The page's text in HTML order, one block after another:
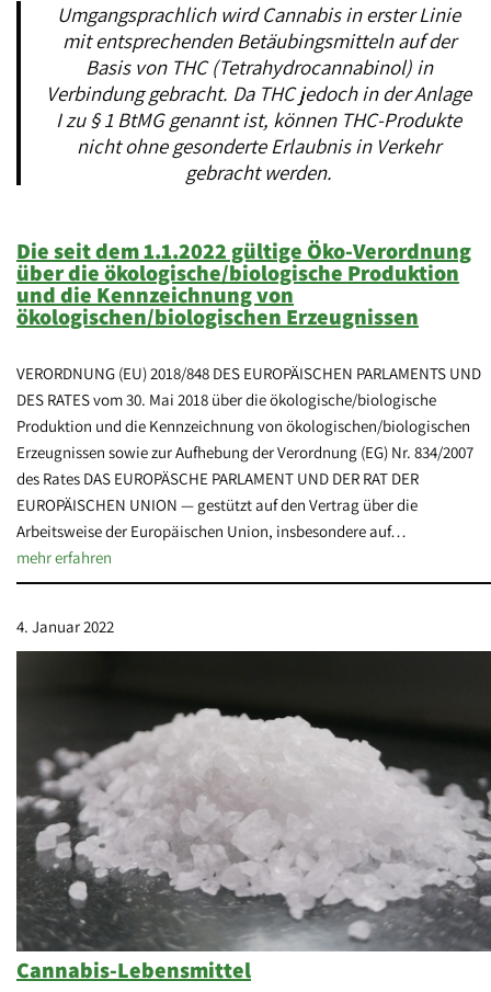
Umgangsprachlich wird Cannabis in erster Linie
mit entsprechenden Betäubingsmitteln auf der
Basis von THC (Tetrahydrocannabinol) in
Verbindung gebracht. Da THC jedoch in der Anlage
I zu § 1 BtMG genannt ist, können THC-Produkte
nicht ohne gesonderte Erlaubnis in Verkehr
gebracht werden.
Die seit dem 1.1.2022 gültige Öko-Verordnung
über die ökologische/biologische Produktion
und die Kennzeichnung von
ökologischen/biologischen Erzeugnissen
VERORDNUNG (EU) 2018/848 DES EUROPÄISCHEN PARLAMENTS UND
DES RATES vom 30. Mai 2018 über die ökologische/biologische
Produktion und die Kennzeichnung von ökologischen/biologischen
Erzeugnissen sowie zur Aufhebung der Verordnung (EG) Nr. 834/2007
des Rates DAS EUROPÄSCHE PARLAMENT UND DER RAT DER
EUROPÄISCHEN UNION — gestützt auf den Vertrag über die
Arbeitsweise der Europäischen Union, insbesondere auf…
mehr erfahren
4. Januar 2022
Cannabis-Lebensmittel